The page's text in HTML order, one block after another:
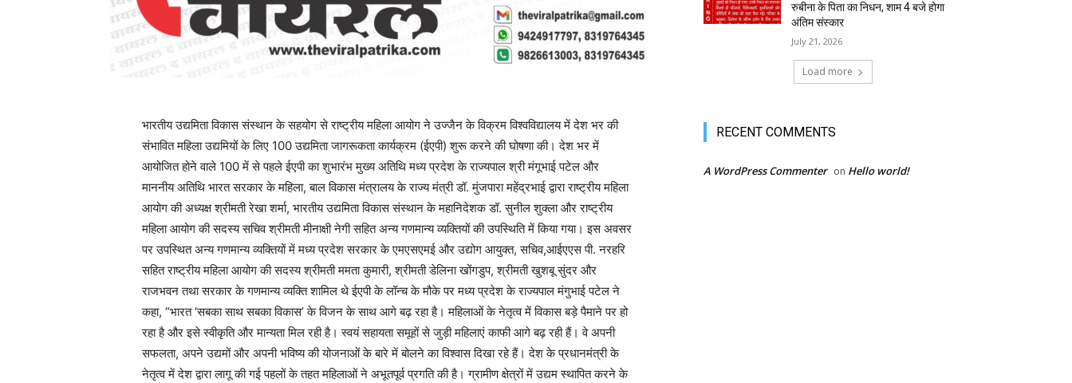
भारतीय उद्यमिता विकास संस्थान के सहयोग से राष्ट्रीय महिला आयोग ने उज्जैन के विक्रम विश्वविद्यालय में देश भर की
संभावित महिला उद्यमियों के लिए 100 उद्यमिता जागरूकता कार्यक्रम (ईएपी) शुरू करने की घोषणा की। देश भर में
आयोजित होने वाले 100 में से पहले ईएपी का शुभारंभ मुख्य अतिथि मध्य प्रदेश के राज्यपाल श्री मंगूभाई पटेल और
माननीय अतिथि भारत सरकार के महिला, बाल विकास मंत्रालय के राज्य मंत्री डॉ. मुंजपारा महेंद्रभाई द्वारा राष्ट्रीय महिला
आयोग की अध्यक्ष श्रीमती रेखा शर्मा, भारतीय उद्यमिता विकास संस्थान के महानिदेशक डॉ. सुनील शुक्ला और राष्ट्रीय
महिला आयोग की सदस्य सचिव श्रीमती मीनाक्षी नेगी सहित अन्य गणमान्य व्यक्तियों की उपस्थिति में किया गया। इस अवसर
पर उपस्थित अन्य गणमान्य व्यक्तियों में मध्य प्रदेश सरकार के एमएसएमई और उद्योग आयुक्त, सचिव,आईएएस पी. नरहरि
सहित राष्ट्रीय महिला आयोग की सदस्य श्रीमती ममता कुमारी, श्रीमती डेलिना खोंगडुप, श्रीमती खुशबू सुंदर और
राजभवन तथा सरकार के गणमान्य व्यक्ति शामिल थे ईएपी के लॉन्च के मौके पर मध्य प्रदेश के राज्यपाल मंगुभाई पटेल ने
कहा, “भारत ‘सबका साथ सबका विकास’ के विजन के साथ आगे बढ़ रहा है। महिलाओं के नेतृत्व में विकास बड़े पैमाने पर हो
रहा है और इसे स्वीकृति और मान्यता मिल रही है। स्वयं सहायता समूहों से जुड़ी महिलाएं काफी आगे बढ़ रही हैं। वे अपनी
सफलता, अपने उद्यमों और अपनी भविष्य की योजनाओं के बारे में बोलने का विश्वास दिखा रहे हैं। देश के प्रधानमंत्री के
नेतृत्व में देश द्वारा लागू की गई पहलों के तहत महिलाओं ने अभूतपूर्व प्रगति की है। ग्रामीण क्षेत्रों में उद्यम स्थापित करने के
रुबीना के पिता का निधन, शाम 4 बजे होगा
अंतिम संस्कार
July 21, 2026
Load more
RECENT COMMENTS
A WordPress Commenter on Hello world!